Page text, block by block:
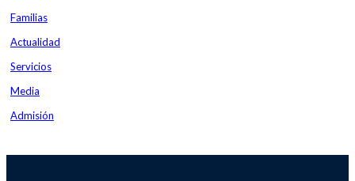
Familias
Actualidad
Servicios
Media
Admisión